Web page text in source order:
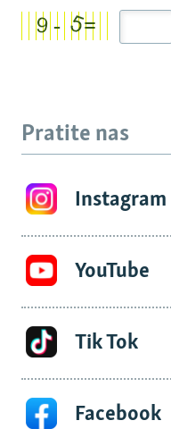
Pratite nas
Instagram
YouTube
Tik Tok
Facebook